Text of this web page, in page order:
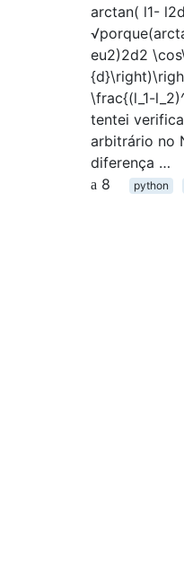
arctan( l1-
eu2)2d2
\frac{(l_1-
tentei
arbitrário no
diferença …
8
python